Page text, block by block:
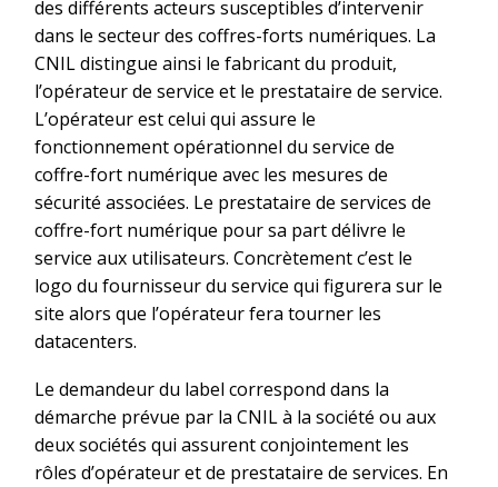
des différents acteurs susceptibles d’intervenir
dans le secteur des coffres-forts numériques. La
CNIL distingue ainsi le fabricant du produit,
l’opérateur de service et le prestataire de service.
L’opérateur est celui qui assure le
fonctionnement opérationnel du service de
coffre-fort numérique avec les mesures de
sécurité associées. Le prestataire de services de
coffre-fort numérique pour sa part délivre le
service aux utilisateurs. Concrètement c’est le
logo du fournisseur du service qui figurera sur le
site alors que l’opérateur fera tourner les
datacenters.
Le demandeur du label correspond dans la
démarche prévue par la CNIL à la société ou aux
deux sociétés qui assurent conjointement les
rôles d’opérateur et de prestataire de services. En